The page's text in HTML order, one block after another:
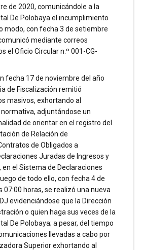
de 2020, comunicándole a la
De Polobaya el incumplimiento
modo, con fecha 3 de setiembre
mediante correos
el Oficio Circular n.º 001-CG-
fecha 17 de noviembre del año
de Fiscalización remitió
masivos, exhortando al
adjuntándose un
de orientar en el registro del
de Relación de
de Obligados a
Juradas de Ingresos y
en el Sistema de Declaraciones
de todo ello, con fecha 4 de
07:00 horas, se realizó una nueva
evidenciándose que la Dirección
o quien haga sus veces de la
De Polobaya; a pesar, del tiempo
llevadas a cabo por
Superior exhortando al